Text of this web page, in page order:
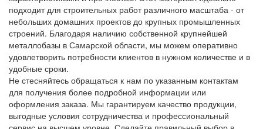
подходит для строительных работ различного масштаба - от
небольших домашних проектов до крупных промышленных
строений. Благодаря наличию собственной крупнейшей
металлобазы в Самарской области, мы можем оперативно
удовлетворить потребности клиентов в нужном количестве и в
удобные сроки.
Не стесняйтесь обращаться к нам по указанным контактам
для получения более подробной информации или
оформления заказа. Мы гарантируем качество продукции,
выгодные условия сотрудничества и профессиональный